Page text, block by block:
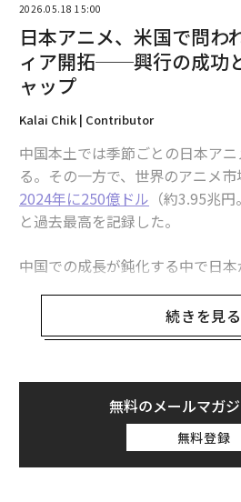
2026年9
的浸透のギャップ
世界で拡大を続ける「日本のマンガ」、講
カンヌ国際映画祭で、なぜ今「日本映画ブー
高校生が感動した漫画ランキング発表 ONE
2026.05.18 15:00
日本アニメ、米国で問わ
ィア開拓──興行の成功
ャップ
Kalai Chik | Contributor
中国本土では季節ごとの日本ア
る。その一方で、世界のアニメ市
2024年に250億ドル （約3.95兆
と過去最高を記録した。
中国での成長が鈍化する中で日
をゼロから築き、ジャンルとして
必要がある。
2020年以降、中国では海外コン
たことで、現在の政治的緊張の急
ら、若い世代の日本フランチャ
下してきた。ライス大学ベーカー
によれば、2020年は、中国のネ
続きを見る
無料のメールマガ
無料登録